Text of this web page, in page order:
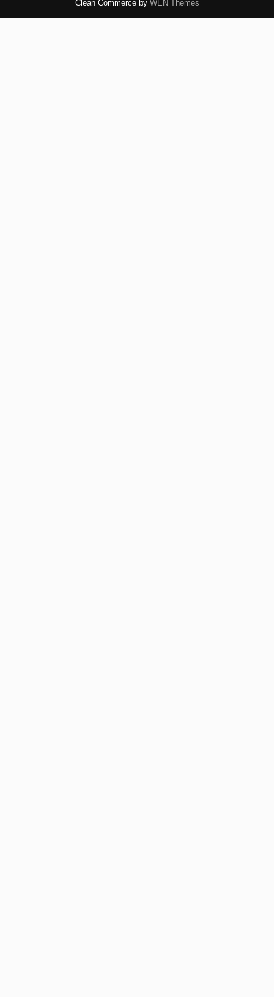
Clean Commerce by WEN Themes